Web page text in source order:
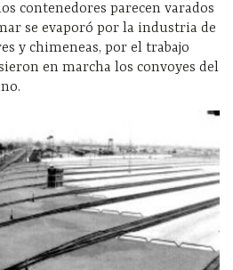
contenedores parecen varados
se evaporó por la industria de
y chimeneas, por el trabajo
en marcha los convoyes del